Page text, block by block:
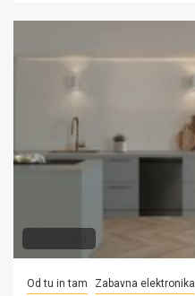
Od tu in tam Zabavna elektronika